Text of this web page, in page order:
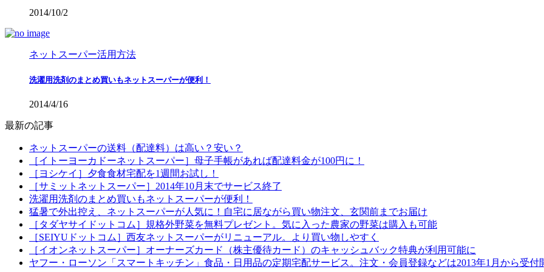
2014/10/2
ネットスーパー活用方法
洗濯用洗剤のまとめ買いもネットスーパーが便利！
2014/4/16
最新の記事
ネットスーパーの送料（配達料）は高い？安い？
［イトーヨーカドーネットスーパー］母子手帳があれば配達料金が100円に！
［ヨシケイ］夕食食材宅配を1週間お試し！
［サミットネットスーパー］2014年10月末でサービス終了
洗濯用洗剤のまとめ買いもネットスーパーが便利！
猛暑で外出控え、ネットスーパーが人気に！自宅に居ながら買い物注文、玄関前までお届け
［タダヤサイドットコム］規格外野菜を無料プレゼント。気に入った農家の野菜は購入も可能
［SEIYUドットコム］西友ネットスーパーがリニューアル。より買い物しやすく
［イオンネットスーパー］オーナーズカード（株主優待カード）のキャッシュバック特典が利用可能に
ヤフー・ローソン「スマートキッチン」食品・日用品の定期宅配サービス。注文・会員登録などは2013年1月から受付